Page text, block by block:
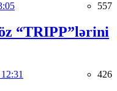
557
“TRIPP”lərini
426